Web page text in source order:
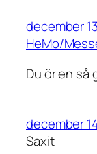
december
HeMo/
Du ör en så
december
Saxit